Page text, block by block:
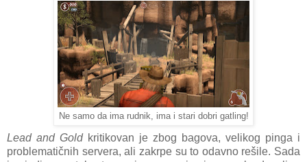
Ne samo da ima rudnik, ima i stari dobri gatling!
Lead and Gold kritikovan je zbog bagova, velikog pinga i
problematičnih servera, ali zakrpe su to odavno rešile. Sada